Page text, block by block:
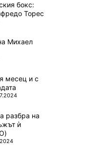
бокс:
Торес
Михаел
месец и с
разбра на
ѝ